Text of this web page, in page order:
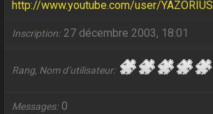
http://www.youtube.com/user/YAZORIUS
Inscription 27 décembre 2003, 18:01
Rang, Nom d’utilisateur
Messages 0